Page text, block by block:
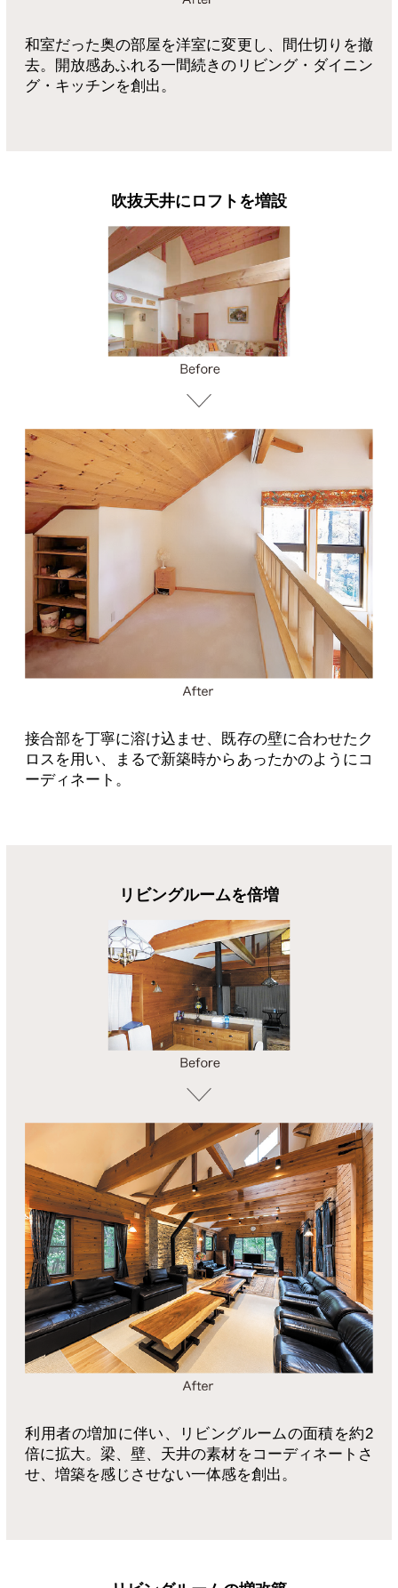
和室だった奥の部屋を洋室に変更し、間仕切りを撤
去。開放感あふれる一間続きのリビング・ダイニン
グ・キッチンを創出。
吹抜天井にロフトを増設
接合部を丁寧に溶け込ませ、既存の壁に合わせたク
ロスを用い、まるで新築時からあったかのようにコ
ーディネート。
リビングルームを倍増
利用者の増加に伴い、リビングルームの面積を約2
倍に拡大。梁、壁、天井の素材をコーディネートさ
せ、増築を感じさせない一体感を創出。